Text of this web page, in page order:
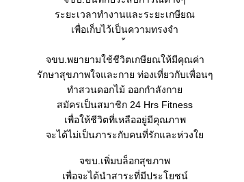
ระยะเวลาทำงานและระยะเกษียณ
เพื่อเก็บไว้เป็นความทรงจำ
จขบ.พยายามใช้ชีวิตเกษียณให้มีคุณค่า
รักษาสุขภาพใจและกาย ท่องเที่ยวกับเพื่อนๆ
ทำสวนดอกไม้ ออกกำลังกา
สมัครเป็นสมาชิก 24 Hrs Fitness
เพื่อให้ชีวิตที่เหลืออยู่มีคุณภาพ
จะได้ไม่เป็นภาระกับคนที่รักและห่วง
จขบ.เพิ่มบล็อกสุขภาพ
เพื่อจะได้นำสาระที่มีประโยชน์